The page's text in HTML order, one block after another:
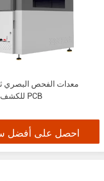
معدات الفحص البصري
للكشف عن عيوب PCB
احصل على أفضل